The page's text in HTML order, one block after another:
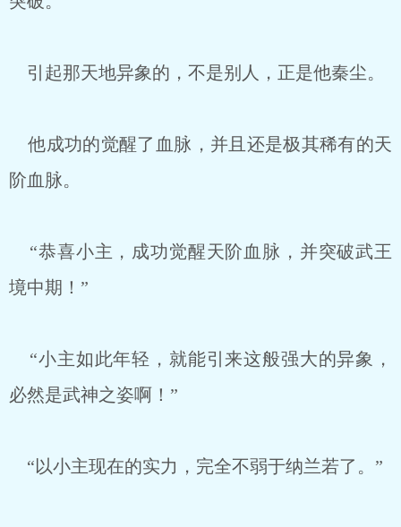
引起那天地异象的，不是别人，正是他秦尘。
他成功的觉醒了血脉，并且还是极其稀有的天
阶血脉。
“恭喜小主，成功觉醒天阶血脉，并突破武王
境中期！”
“小主如此年轻，就能引来这般强大的异象，
必然是武神之姿啊！”
“以小主现在的实力，完全不弱于纳兰若了。”